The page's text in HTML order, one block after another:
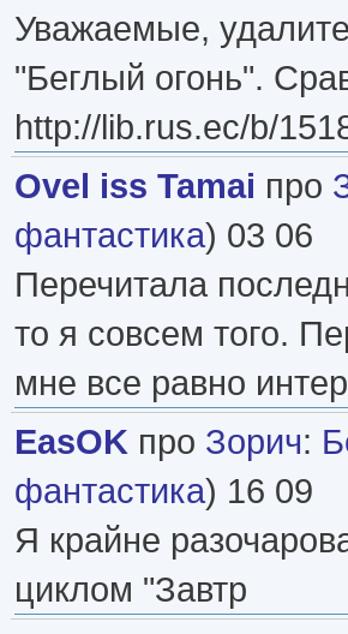
Уважаемые,
"Беглый огонь".
http://lib.rus.ec/b/
Ovel iss Tamai про
фантастика) 03 06
Перечитала
то я совсем того.
мне все равно
EasOK про Зорич:
фантастика) 16 09
Я крайне
циклом "Завтр